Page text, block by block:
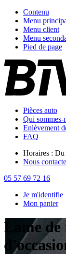
Contenu
Menu
Menu client
Menu
Pied de page
Pièces auto
Qui sommes-
Enlèvement
FAQ
Horaires :
Nous
05 57 69 72 16
Je m'identifie
Mon panier
Lame